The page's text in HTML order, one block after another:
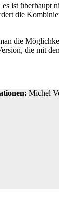
ist überhaupt
die
die
die mit
Michel